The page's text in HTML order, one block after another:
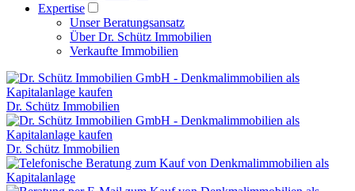
Expertise
Unser Beratungsansatz
Über Dr. Schütz Immobilien
Verkaufte Immobilien
Dr. Schütz Immobilien
Dr. Schütz Immobilien